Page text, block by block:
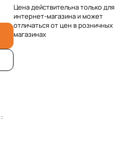
:
Цена действительна только для
интернет-магазина и может
отличаться от цен в розничных
магазинах